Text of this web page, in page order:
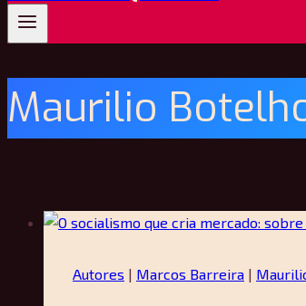
Maurilio
Autores | Marcos Barreira |